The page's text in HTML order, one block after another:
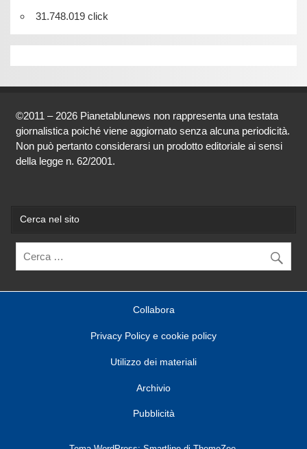
31.748.019 click
©2011 – 2026 Pianetablunews non rappresenta una testata
giornalistica poiché viene aggiornato senza alcuna periodicità.
Non può pertanto considerarsi un prodotto editoriale ai sensi
della legge n. 62/2001.
Cerca nel sito
Collabora
Privacy Policy e cookie policy
Utilizzo dei materiali
Archivio
Pubblicità